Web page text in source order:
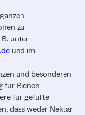
zu
B. unter
und im
und besonderen
für Bienen
für gefüllte
dass weder Nektar